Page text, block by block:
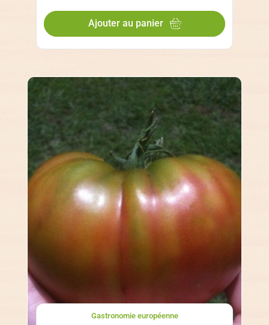
Ajouter au panier
Gastronomie européenne